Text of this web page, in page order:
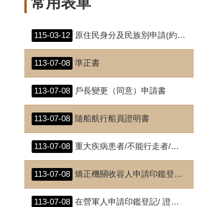
115-03-12 原住民身分及民族別申請(約定)書
113-07-08 準正書
113-07-08 戶長變更（同意）申請書
113-07-08 隨船航行船員證明書
113-07-08 重大疾病患者/不能行走者/隔離治療病患證明書
113-07-08 矯正機關收容人申請印鑑登記/證明委任書
113-07-08 在營軍人申請印鑑登記/ 證明委任書